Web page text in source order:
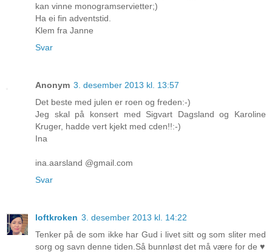
kan vinne monogramservietter;)
Ha ei fin adventstid.
Klem fra Janne
Svar
Anonym 3. desember 2013 kl. 13:57
Det beste med julen er roen og freden:-)
Jeg skal på konsert med Sigvart Dagsland og Karoline
Kruger, hadde vert kjekt med cden!!:-)
Ina
ina.aarsland @gmail.com
Svar
loftkroken 3. desember 2013 kl. 14:22
Tenker på de som ikke har Gud i livet sitt og som sliter med
sorg og savn denne tiden.Så bunnløst det må være for de ♥